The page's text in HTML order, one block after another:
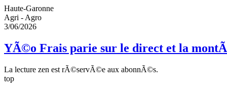
Haute-Garonne
Agri - Agro
3/06/2026
YÃ©o Frais parie sur le direct et la
La lecture zen est rÃ©servÃ©e aux abonnÃ©s.
top